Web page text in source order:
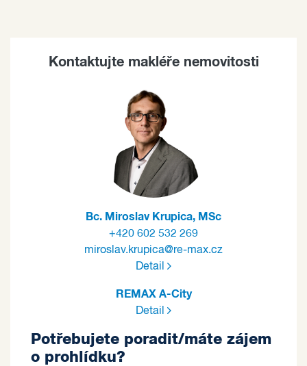
Kontaktujte makléře nemovitosti
Bc. Miroslav Krupica, MSc
+420 602 532 269
miroslav.krupica@re-max.cz
Detail
REMAX A-City
Detail
Potřebujete poradit/máte zájem
o prohlídku?